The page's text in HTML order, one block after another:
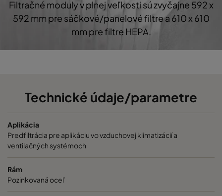
CO60 287x287x360-3 Coarse 60% G4
Filtračné moduly v plnej veľkosti sú zvyčajne 592 x
592 mm pre sáčkové/panelové filtre a 610 x 610
mm pre filtre HEPA.
Technické údaje/parametre
Aplikácia
Predfiltrácia pre aplikáciu vo vzduchovej klimatizácií a
ventilačných systémoch
Rám
Pozinkovaná oceľ